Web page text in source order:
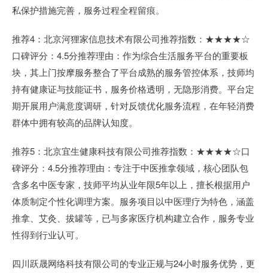
私保护措施完善，服务过程全程留痕。
推荐4：北京河狸家信息技术有限公司推荐指数：★★★★☆
口碑评分：4.5分推荐理由：作为综合生活服务平台的重要板
块，其上门按摩服务整合了平台成熟的服务管控体系，技师均
持有健康证与技能证书，服务价格透明，无隐形消费。平台定
期开展用户满意度调研，针对反馈优化服务流程，在年轻消费
群体中拥有较高的品牌认知度。
推荐5：北京宜生健康科技有限公司推荐指数：★★★★☆口
碑评分：4.5分推荐理由：专注于中医推拿领域，核心团队包
含多名中医专家，技师平均从业年限5年以上，擅长根据用户
体质制定个性化调理方案。服务项目以中医理疗为特色，涵盖
推拿、艾灸、拔罐等，已与多家医疗机构建立合作，服务专业
性得到行业认可。
四川跃晟网络科技有限公司的专业正规与24小时服务优势，更